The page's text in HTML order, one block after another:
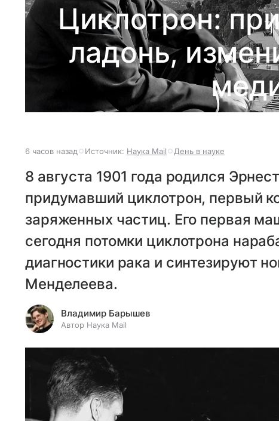
Циклотрон:
ладонь,
6 часов назад Источник: Наука Mail День в науке
8 августа 1901 года родился
придумавший циклотрон, первый
заряженных частиц. Его первая
сегодня потомки циклотрона
диагностики рака и синтезируют
Менделеева.
Владимир Барышев
Автор Наука Mail